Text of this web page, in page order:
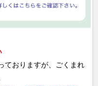
ておりますが、ごくまれ